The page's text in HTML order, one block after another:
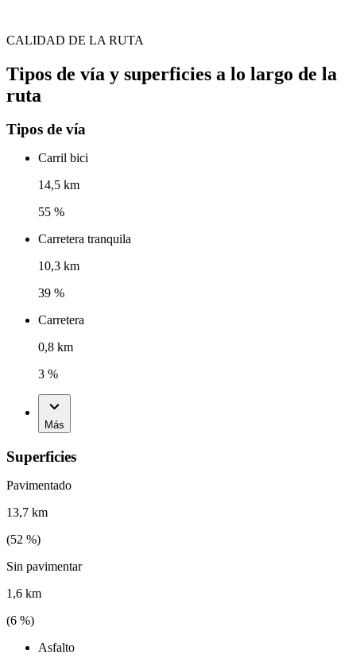
CALIDAD DE LA RUTA
Tipos de vía y superficies a lo largo de la
ruta
Tipos de vía
Carril bici
14,5 km
55 %
Carretera tranquila
10,3 km
39 %
Carretera
0,8 km
3 %
Más
Superficies
Pavimentado
13,7 km
(52 %)
Sin pavimentar
1,6 km
(6 %)
Asfalto